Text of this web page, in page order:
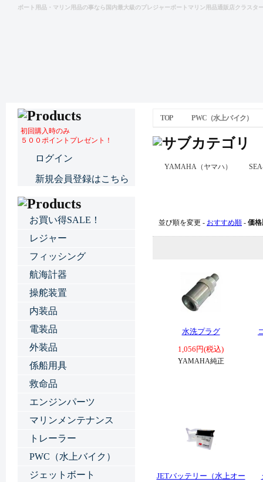
ボート用品・マリン用品の事なら国内最大級のプレジャーボートマリン用品通販店クラスタ
TOP PWC（水上バイク）
YAMAHA（ヤマハ）
並び順を変更 - おすすめ順 - 価
水洗プラグ
1,056円(税込)
YAMAHA純正
JETバッテリー（水上オー
初回購入時のみ
５００ポイントプレゼント！
ログイン
新規会員登録はこちら
お買い得SALE！
レジャー
フィッシング
航海計器
操舵装置
内装品
電装品
外装品
係船用具
救命品
エンジンパーツ
マリンメンテナンス
トレーラー
PWC（水上バイク）
ジェットボート